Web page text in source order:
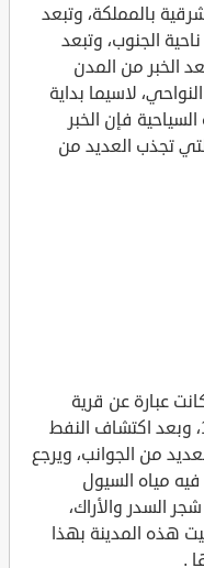
بالمملكة، وتبعد
حوالي 17 كم من ناحية الجنوب، وتبعد
الخبر من المدن
لاسيما بداية
فإن الخبر
تجذب العديد من
عبارة عن قرية
تسكنها قبيلة الدواسر في عام 1935، وبعد اكتشاف النفط
من الجوانب، ويرجع
مياه السيول
السدر والأراك،
هذه المدينة بهذا
.